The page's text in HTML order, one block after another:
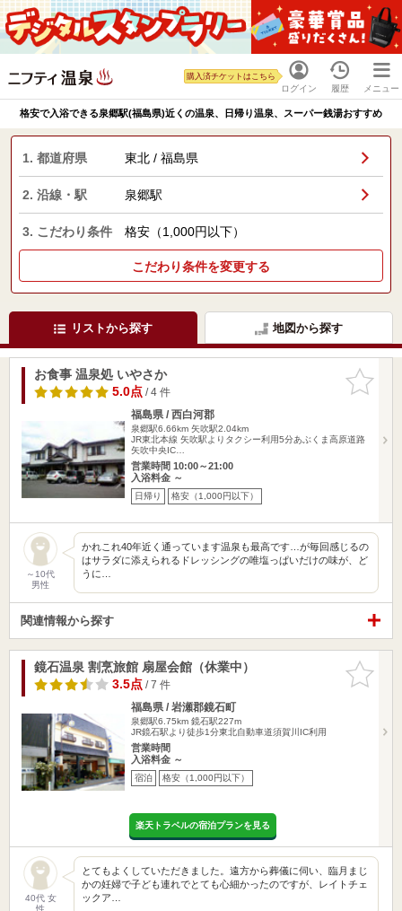
ログイン
購入済チケットはこちら
履歴 メニュー
格安で入浴できる泉郷駅(福島県)近くの温泉、日帰り温泉、スーパー銭湯おすすめ
1. 都道府県 東北 / 福島県
2. 沿線・駅 泉郷駅
3. こだわり条件 格安（1,000円以下）
こだわり条件を変更する
リストから探す 地図から探す
お気に入
りに追加
お食事 温泉処 いやさか
5.0点/ 4 件
福島県 / 西白河郡
泉郷駅6.66km 矢吹駅2.04km
JR東北本線 矢吹駅よりタクシー利用5分あぶくま高原道路
矢吹中央IC…
営業時間 10:00～21:00
入浴料金 ～
日帰り 格安（1,000円以下）
～10代
男性
かれこれ40年近く通っています温泉も最高です…が毎回感じるの
はサラダに添えられるドレッシングの唯塩っぱいだけの味が、ど
うに…
関連情報から探す
お気に入
りに追加
鏡石温泉 割烹旅館 扇屋会館（休業中）
3.5点/ 7 件
福島県 / 岩瀬郡鏡石町
泉郷駅6.75km 鏡石駅227m
JR鏡石駅より徒歩1分東北自動車道須賀川IC利用
営業時間
入浴料金 ～
宿泊 格安（1,000円以下）
楽天トラベルの宿泊プランを見る
40代 女
性
とてもよくしていただきました。遠方から葬儀に伺い、臨月まじ
かの妊婦で子ども連れでとても心細かったのですが、レイトチェ
ックア…